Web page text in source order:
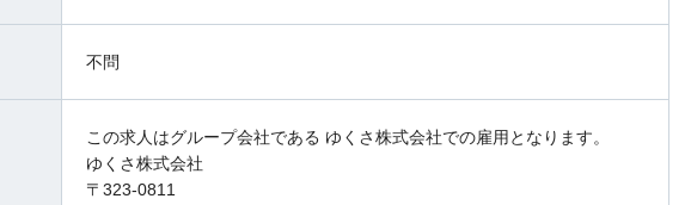
不問
この求人はグループ会社である ゆくさ株式会社での雇用となります。
ゆくさ株式会社
〒323-0811